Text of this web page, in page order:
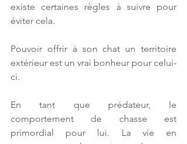
existe certaines règles à suivre pour
éviter cela.
Pouvoir offrir à son chat un territoire
extérieur est un vrai bonheur pour celui-
ci.
En tant que prédateur, le
comportement de chasse est
primordial pour lui. La vie en